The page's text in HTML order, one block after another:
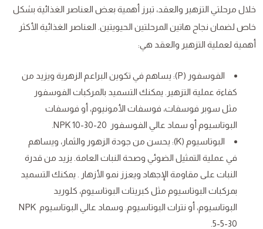
خلال مرحلتي التزهير والعقد، تبرز أهمية بعض العناصر الغذائية بشكل
خاص لضمان نجاح هاتين المرحلتين الحيويتين. العناصر الغذائية الأكثر
أهمية لعملية التزهير والعقد هي:
الفوسفور (P): يساهم في تكوين البراعم الزهرية ويزيد من
كفاءة عملية التزهير. يمكنك التسميد بالمركبات الفوسفور
مثل سوبر فوسفات، فوسفات الأمونيوم، أو فوسفات
البوتاسيوم أو سماد عالي الفوسفور NPK 10-30-20.
البوتاسيوم (K): يحسن من جودة الزهور والثمار، ويساهم
في عملية التمثيل الضوئي وصحة النبات العامة. يزيد من قدرة
النبات على مقاومة الإجهاد ويعزز نمو الأزهار . يمكنك التسميد
بمركبات البوتاسيوم مثل كبريتات البوتاسيوم، كلوريد
البوتاسيوم، أو نترات البوتاسيوم. وسماد عالي البوتاسيوم NPK
5-5-30.